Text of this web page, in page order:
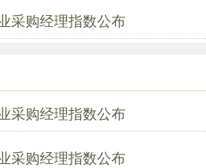
采购经理指数公布
采购经理指数公布
采购经理指数公布